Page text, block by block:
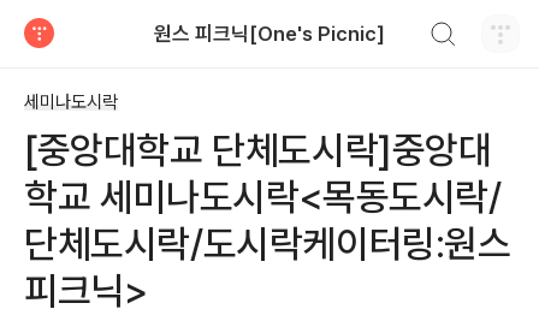
원스 피크닉[One's Picnic]
세미나도시락
[중앙대학교 단체도시락]중앙대
학교 세미나도시락<목동도시락/
단체도시락/도시락케이터링:원스
피크닉>